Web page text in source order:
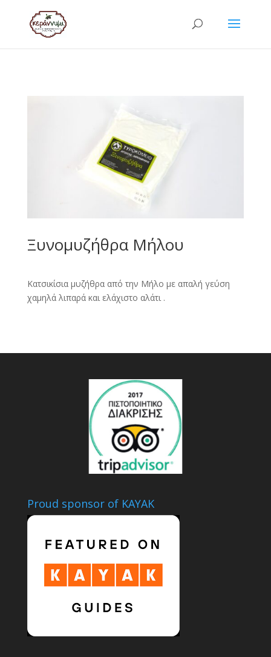
Ξυνομυζήθρα Μήλου
Κατσικίσια μυζήθρα από την Μήλο με απαλή γεύση
χαμηλά λιπαρά και ελάχιστο αλάτι .
Proud sponsor of KAYAK